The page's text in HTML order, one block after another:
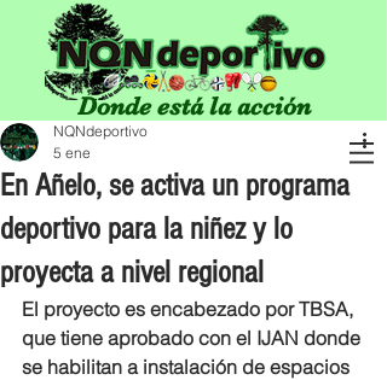
Donde está la acción
En Añelo, se activa un programa
deportivo para la niñez y lo
proyecta a nivel regional
NQNdeportivo
5 ene
El proyecto es encabezado por TBSA,
que tiene aprobado con el IJAN donde
se habilitan a instalación de espacios